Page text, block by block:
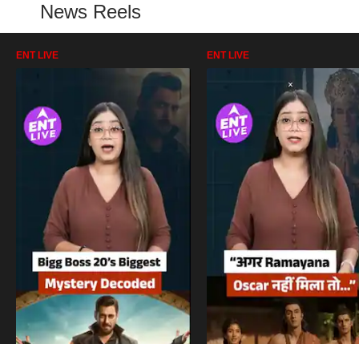
News Reels
ENT LIVE ENT LIVE